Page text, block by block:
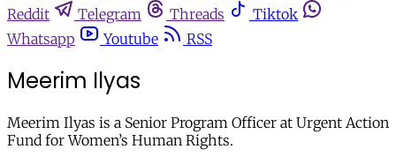
Reddit
Telegram Threads
Tiktok
Whatsapp
Youtube RSS
Meerim Ilyas
Meerim Ilyas is a Senior Program Officer at Urgent Action
Fund for Women’s Human Rights.